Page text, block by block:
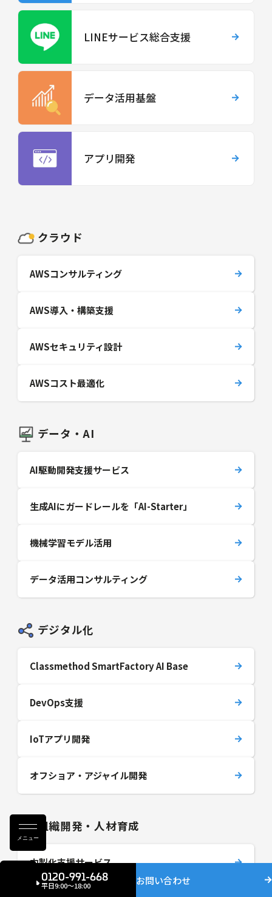
メニュー
LINEサービス総合支援
データ活用基盤
アプリ開発
クラウド
AWSコンサルティング
AWS導入・構築支援
AWSセキュリティ設計
AWSコスト最適化
データ・AI
AI駆動開発支援サービス
生成AIにガードレールを「AI-Starter」
機械学習モデル活用
データ活用コンサルティング
デジタル化
Classmethod SmartFactory AI Base
DevOps支援
IoTアプリ開発
オフショア・アジャイル開発
組織開発・人材育成
内製化支援サービス
0120-991-668
平日9:00〜18:00 お問い合わせ